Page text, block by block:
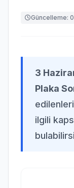
Güncelleme:
3
Plaka
ilgili